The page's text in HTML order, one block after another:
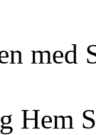
med
Hem